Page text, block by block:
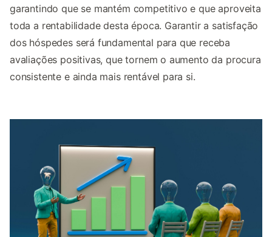
garantindo que se mantém competitivo e que aproveita
toda a rentabilidade desta época. Garantir a satisfação
dos hóspedes será fundamental para que receba
avaliações positivas, que tornem o aumento da procura
consistente e ainda mais rentável para si.